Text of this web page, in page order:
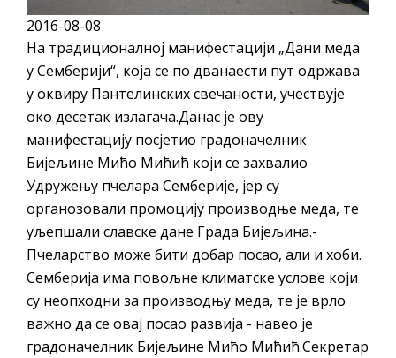
Обрасци захтјева за регресирано
новембра
Обавјештење о забрани саобраћаја 6. и
7. августа
Обавјештење за предузетника - Вера
Ујић
2016-08-08
На традиционалној манифестацији „Дани меда
у Семберији“, која се по дванаести пут одржава
у оквиру Пантелинских свечаности, учествује
око десетак излагача.Данас је ову
манифестацију посјетио градоначелник
Бијељине Мићо Мићић који се захвалио
Удружењу пчелара Семберије, јер су
органозовали промоцију производње меда, те
уљепшали славске дане Града Бијељина.-
Пчеларство може бити добар посао, али и хоби.
Семберија има повољне климатске услове који
су неопходни за производњу меда, те је врло
важно да се овај посао развија - навео је
градоначелник Бијељине Мићо Мићић.Секретар